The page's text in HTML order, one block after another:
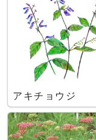
アキチョウジ